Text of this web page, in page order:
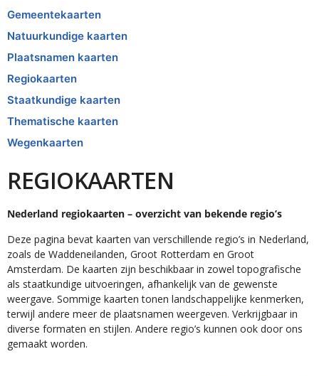
Gemeentekaarten
Natuurkundige kaarten
Plaatsnamen kaarten
Regiokaarten
Staatkundige kaarten
Thematische kaarten
Wegenkaarten
REGIOKAARTEN
Nederland regiokaarten – overzicht van bekende regio’s
Deze pagina bevat kaarten van verschillende regio’s in Nederland,
zoals de Waddeneilanden, Groot Rotterdam en Groot
Amsterdam. De kaarten zijn beschikbaar in zowel topografische
als staatkundige uitvoeringen, afhankelijk van de gewenste
weergave. Sommige kaarten tonen landschappelijke kenmerken,
terwijl andere meer de plaatsnamen weergeven. Verkrijgbaar in
diverse formaten en stijlen. Andere regio’s kunnen ook door ons
gemaakt worden.